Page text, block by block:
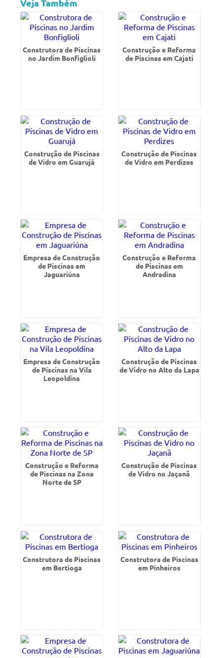
Veja Também
Construtora de Piscinas
no Jardim Bonfiglioli
Construção e Reforma
de Piscinas em Cajati
Construção de Piscinas
de Vidro em Guarujá
Construção de Piscinas
de Vidro em Perdizes
Empresa de Construção
de Piscinas em
Jaguariúna
Construção e Reforma
de Piscinas em
Andradina
Empresa de Construção
de Piscinas na Vila
Leopoldina
Construção de Piscinas
de Vidro no Alto da Lapa
Construção e Reforma
de Piscinas na Zona
Norte de SP
Construção de Piscinas
de Vidro no Jaçanã
Construtora de Piscinas
em Bertioga
Construtora de Piscinas
em Pinheiros